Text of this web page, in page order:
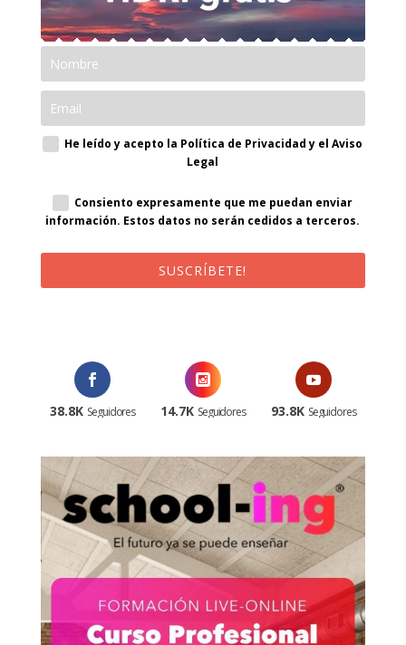
He leído y acepto la Política de Privacidad y el Aviso
Legal
Consiento expresamente que me puedan enviar
información. Estos datos no serán cedidos a terceros.
SUSCRÍBETE!
38.8K Seguidores 14.7K Seguidores 93.8K Seguidores